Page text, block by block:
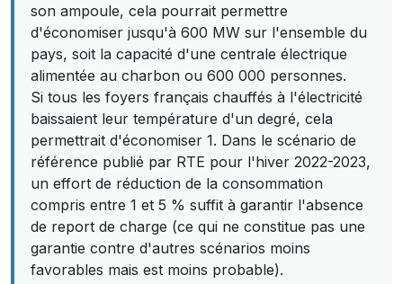
son ampoule, cela pourrait permettre
d'économiser jusqu'à 600 MW sur l'ensemble du
pays, soit la capacité d'une centrale électrique
alimentée au charbon ou 600 000 personnes.
Si tous les foyers français chauffés à l'électricité
baissaient leur température d'un degré, cela
permettrait d'économiser 1. Dans le scénario de
référence publié par RTE pour l'hiver 2022-2023,
un effort de réduction de la consommation
compris entre 1 et 5 % suffit à garantir l'absence
de report de charge (ce qui ne constitue pas une
garantie contre d'autres scénarios moins
favorables mais est moins probable).